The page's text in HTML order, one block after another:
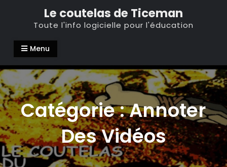
Le coutelas de Ticeman
Toute l'info logicielle pour l'éducation
Menu
Catégorie :Annoter
Des Vidéos